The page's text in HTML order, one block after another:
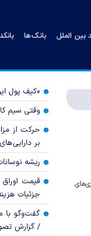
بین الملل بانک‌ها
«کیف پول
وقتی سیم
حرکت از
بر
ریشه
قیمت
جزئیات
گفت‌وگو با
/ گزارش